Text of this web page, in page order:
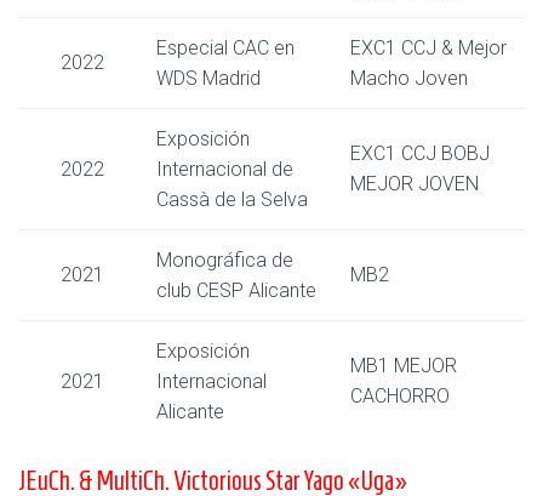
2022
Especial CAC en
WDS Madrid
EXC1 CCJ & Mejor
Macho Joven
2022
Exposición
Internacional de
Cassà de la Selva
EXC1 CCJ BOBJ
MEJOR JOVEN
2021
Monográfica de
club CESP Alicante
MB2
2021
Exposición
Internacional
Alicante
MB1 MEJOR
CACHORRO
JEuCh. & MultiCh. Victorious Star Yago «Uga»